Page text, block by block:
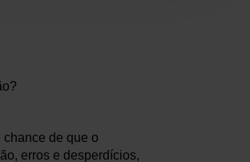
de que o
erros e desperdícios,